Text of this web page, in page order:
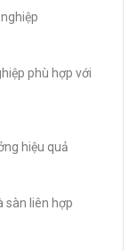
phù hợp với
hiệu quả
sàn liên hợp